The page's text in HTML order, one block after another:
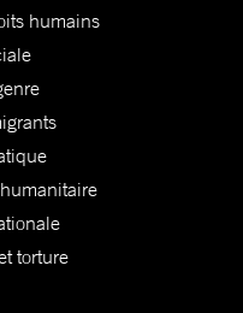
humains
torture